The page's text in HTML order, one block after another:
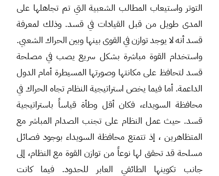
التوتر واستيعاب المطالب الشعبية التي تم تجاهلها على
المدى طويل من قبل القيادات في قسد. وذلك لمعرفة
قسد أنه لا يوجد توازن في القوى بينها وبين الحراك الشعبي.
واستخدام القوة مباشرة بشكل سريع يصب في مصلحة
قسد لتحافظ على مكانتها وصورتها المسيطرة أمام الدول
الداعمة. أما فيما يخص استراتيجية النظام تجاه الحراك في
محافظة السويداء، فكان أقل وطأة قياساً باستراتيجية
قسد. حيث عمل النظام على تجنب الصدام المباشر مع
المتظاهرين ، إذ تتمتع محافظة السويداء بوجود فصائل
مسلحة قد تحقق لها نوعاً من توازن القوة مع النظام، إلى
جانب تكوينها الطائفي العابر للحدود. فيما كانت